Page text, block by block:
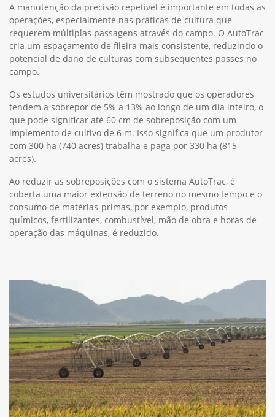
A manutenção da precisão repetível é importante em todas as
operações, especialmente nas práticas de cultura que
requerem múltiplas passagens através do campo. O AutoTrac
cria um espaçamento de fileira mais consistente, reduzindo o
potencial de dano de culturas com subsequentes passes no
campo.
Os estudos universitários têm mostrado que os operadores
tendem a sobrepor de 5% a 13% ao longo de um dia inteiro, o
que pode significar até 60 cm de sobreposição com um
implemento de cultivo de 6 m. Isso significa que um produtor
com 300 ha (740 acres) trabalha e paga por 330 ha (815
acres).
Ao reduzir as sobreposições com o sistema AutoTrac, é
coberta uma maior extensão de terreno no mesmo tempo e o
consumo de matérias-primas, por exemplo, produtos
químicos, fertilizantes, combustível, mão de obra e horas de
operação das máquinas, é reduzido.